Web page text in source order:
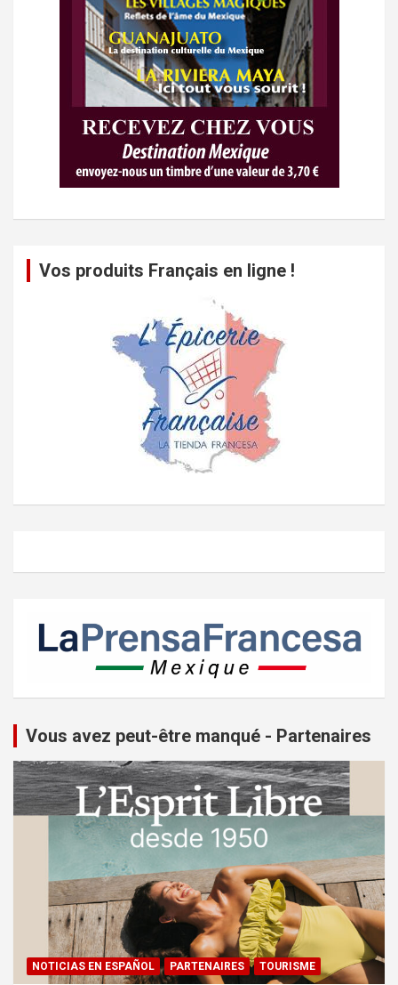
Vos produits Français en ligne !
Vous avez peut-être manqué - Partenaires
NOTICIAS EN ESPAÑOL PARTENAIRES TOURISME